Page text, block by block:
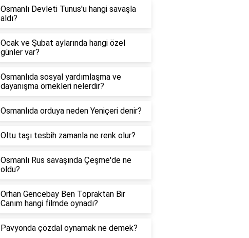
Osmanlı Devleti Tunus'u hangi savaşla
aldı?
Ocak ve Şubat aylarında hangi özel
günler var?
Osmanlıda sosyal yardımlaşma ve
dayanışma örnekleri nelerdir?
Osmanlıda orduya neden Yeniçeri denir?
Oltu taşı tesbih zamanla ne renk olur?
Osmanlı Rus savaşında Çeşme'de ne
oldu?
Orhan Gencebay Ben Topraktan Bir
Canım hangi filmde oynadı?
Pavyonda çözdal oynamak ne demek?